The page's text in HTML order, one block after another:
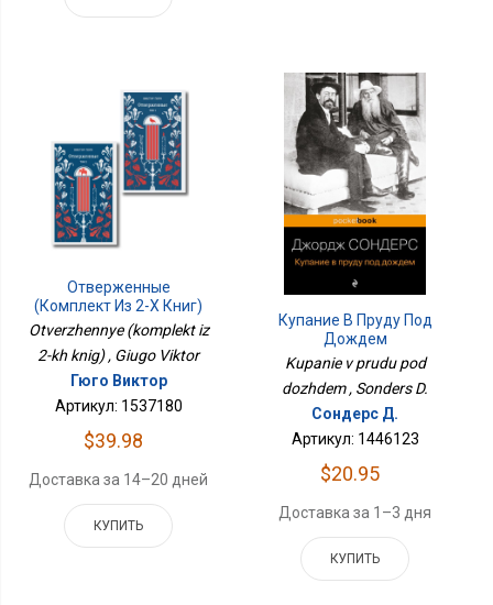
Отверженные
(комплект Из 2-Х Книг)
Otverzhennye (komplekt iz
2-kh knig) , Giugo Viktor
Гюго Виктор
Артикул: 1537180
$39.98
Доставка за 14–20 дней
КУПИТЬ
Купание В Пруду Под
Дождем
Kupanie v prudu pod
dozhdem , Sonders D.
Сондерс Д.
Артикул: 1446123
$20.95
Доставка за 1–3 дня
КУПИТЬ